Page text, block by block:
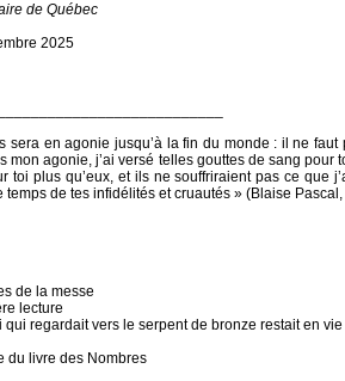
de Québec
2025
sera en agonie jusqu’à la fin du monde : il ne
mon agonie, j’ai versé telles gouttes de sang pour
toi plus qu’eux, et ils ne souffriraient pas ce que
temps de tes infidélités et cruautés » (Blaise
de la messe
lecture
qui regardait vers le serpent de bronze restait en
du livre des Nombres